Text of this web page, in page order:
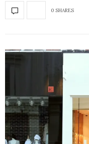
0 SHARES